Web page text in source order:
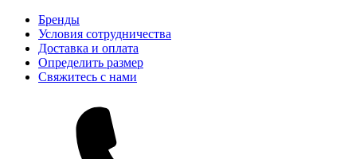
Бренды
Условия сотрудничества
Доставка и оплата
Определить размер
Свяжитесь с нами